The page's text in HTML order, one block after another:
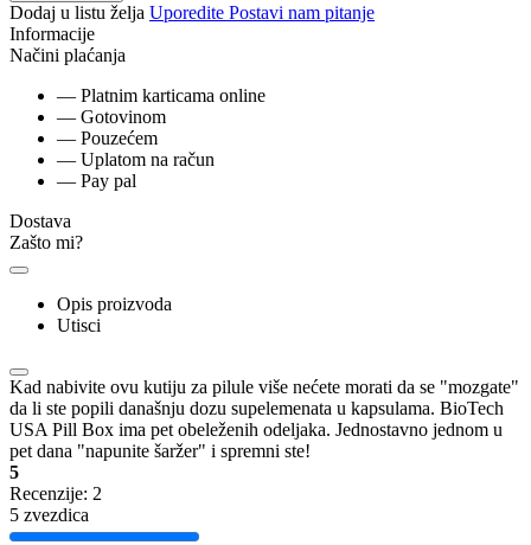
Dodaj u listu želja Uporedite Postavi nam pitanje
Informacije
Načini plaćanja
— Platnim karticama online
— Gotovinom
— Pouzećem
— Uplatom na račun
— Pay pal
Dostava
Zašto mi?
Opis proizvoda
Utisci
Kad nabivite ovu kutiju za pilule više nećete morati da se "mozgate"
da li ste popili današnju dozu supelemenata u kapsulama. BioTech
USA Pill Box ima pet obeleženih odeljaka. Jednostavno jednom u
pet dana "napunite šaržer" i spremni ste!
5
Recenzije: 2
5 zvezdica